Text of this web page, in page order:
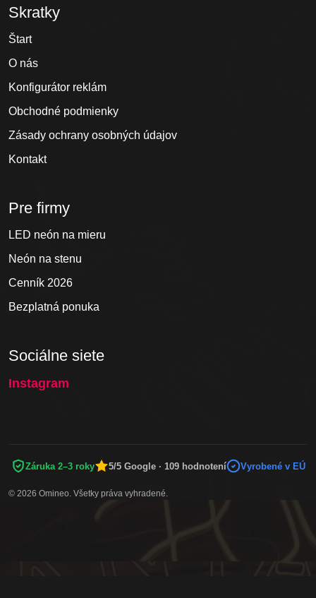
Skratky
Štart
O nás
Konfigurátor reklám
Obchodné podmienky
Zásady ochrany osobných údajov
Kontakt
Pre firmy
LED neón na mieru
Neón na stenu
Cenník 2026
Bezplatná ponuka
Sociálne siete
Instagram
Záruka 2–3 roky 5/5 Google · 109 hodnotení Vyrobené v EÚ
© 2026 Omineo. Všetky práva vyhradené.